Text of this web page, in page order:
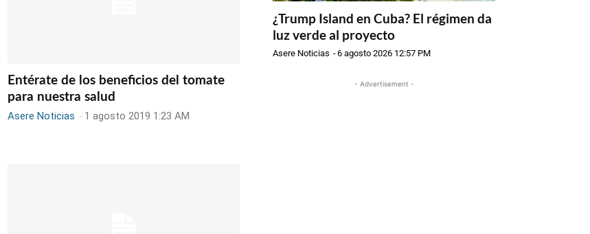
Entérate de los beneficios del tomate
para nuestra salud
Asere Noticias - 1 agosto 2019 1:23 AM
¿Trump Island en Cuba? El régimen da
luz verde al proyecto
Asere Noticias -6 agosto 2026 12:57 PM
- Advertisement -